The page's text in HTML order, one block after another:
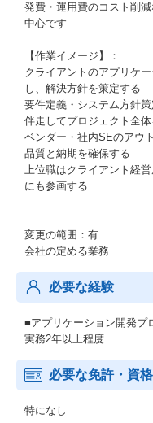
発費・運用費のコスト削
中心です
【作業イメージ】：
クライアントのアプリケ
し、解決方針を策定する
要件定義・システム方針
伴走してプロジェクト全
ベンダー・社内SEのアウ
品質と納期を確保する
上位職はクライアント経
にも参画する
変更の範囲：有
会社の定める業務
必要な経験
■アプリケーション開発プ
実務2年以上程度
必要な免許・資格
特になし